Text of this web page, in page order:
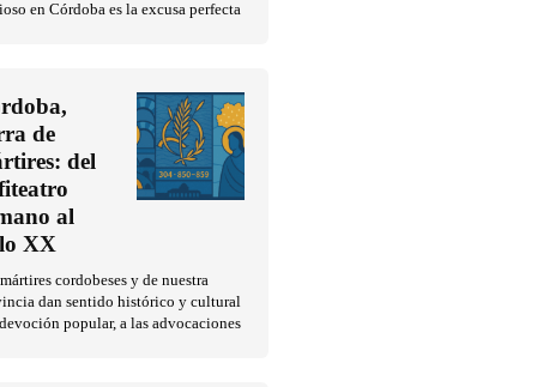
en Córdoba es la excusa perfecta
de
del
al
XX
cordobeses y de nuestra
dan sentido histórico y cultural
popular, a las advocaciones